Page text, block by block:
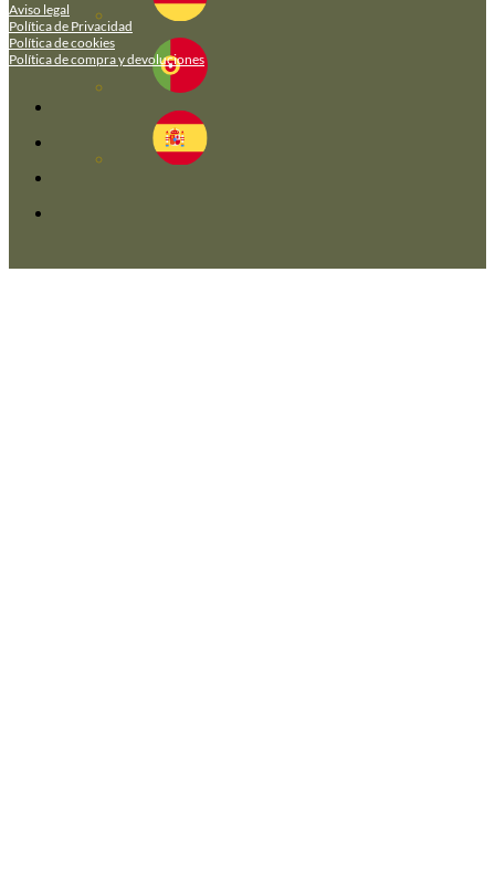
Aviso legal
Política de Privacidad
Política de cookies
Política de compra y devoluciones